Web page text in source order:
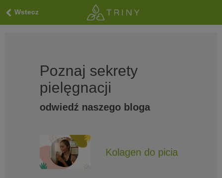
Wstecz
Poznaj sekrety
pielęgnacji
odwiedź naszego bloga
Kolagen do picia